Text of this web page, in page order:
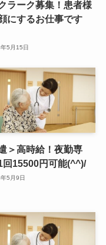
ラーク募集！患者様
にするお仕事です
5月15日
＞高時給！夜勤専
回15500円可能(^^)/
5月9日